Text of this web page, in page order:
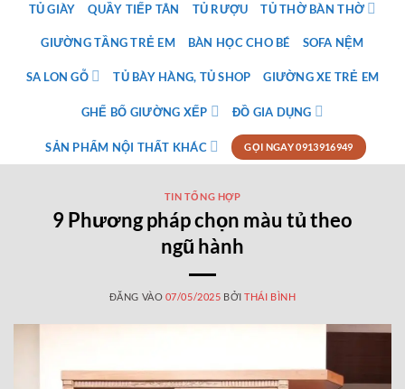
TỦ GIÀY QUẦY TIẾP TÂN TỦ RƯỢU TỦ THỜ BÀN THỜ
GIƯỜNG TẦNG TRẺ EM BÀN HỌC CHO BÉ SOFA NỆM
SA LON GỖ TỦ BÀY HÀNG, TỦ SHOP GIƯỜNG XE TRẺ EM
GHẾ BỐ GIƯỜNG XẾP ĐỒ GIA DỤNG
SẢN PHẨM NỘI THẤT KHÁC GỌI NGAY 0913916949
TIN TỔNG HỢP
9 Phương pháp chọn màu tủ theo
ngũ hành
ĐĂNG VÀO 07/05/2025 BỞITHÁI BÌNH